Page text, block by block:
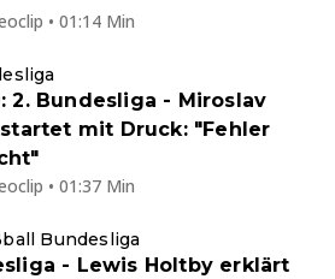
• 01:14 Min
2. Bundesliga - Miroslav
startet mit Druck: "Fehler
• 01:37 Min
Bundesliga
- Lewis Holtby erklärt